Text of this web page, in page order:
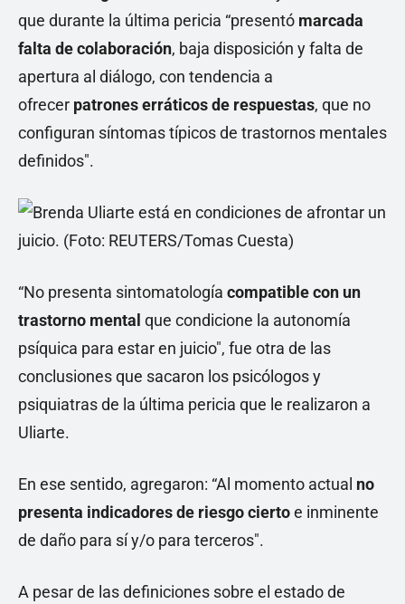
que durante la última pericia “presentó marcada
falta de colaboración, baja disposición y falta de
apertura al diálogo, con tendencia a
ofrecer patrones erráticos de respuestas, que no
configuran síntomas típicos de trastornos mentales
definidos".
“No presenta sintomatología compatible con un
trastorno mental que condicione la autonomía
psíquica para estar en juicio", fue otra de las
conclusiones que sacaron los psicólogos y
psiquiatras de la última pericia que le realizaron a
Uliarte.
En ese sentido, agregaron: “Al momento actual no
presenta indicadores de riesgo ciertoe inminente
de daño para sí y/o para terceros".
A pesar de las definiciones sobre el estado de